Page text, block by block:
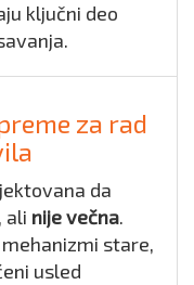
ključni deo
za rad
da
ali nije večna.
stare,
usled